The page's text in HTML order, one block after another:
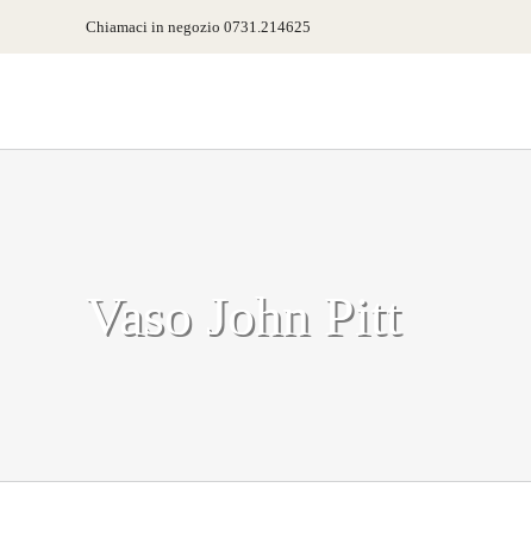
Chiamaci in negozio 0731.214625
Vaso John Pitt